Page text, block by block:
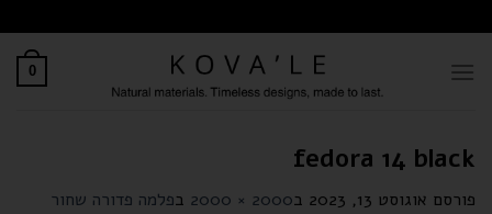
0
fedora 14 black
פורסם אוגוסט 13, 2023 ב2000 × 2000 בפלמה פדורה שחור